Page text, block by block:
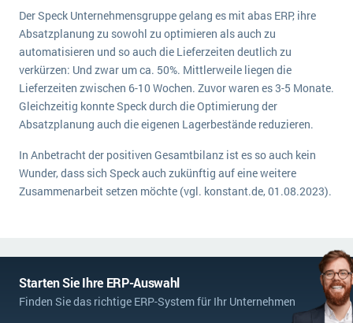
Der Speck Unternehmensgruppe gelang es mit abas ERP, ihre
Absatzplanung zu sowohl zu optimieren als auch zu
automatisieren und so auch die Lieferzeiten deutlich zu
verkürzen: Und zwar um ca. 50%. Mittlerweile liegen die
Lieferzeiten zwischen 6-10 Wochen. Zuvor waren es 3-5 Monate.
Gleichzeitig konnte Speck durch die Optimierung der
Absatzplanung auch die eigenen Lagerbestände reduzieren.
In Anbetracht der positiven Gesamtbilanz ist es so auch kein
Wunder, dass sich Speck auch zukünftig auf eine weitere
Zusammenarbeit setzen möchte (vgl. konstant.de, 01.08.2023).
Starten Sie Ihre ERP-Auswahl
Finden Sie das richtige ERP-System für Ihr Unternehmen